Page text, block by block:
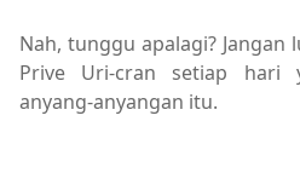
Nah, tunggu apalagi? Jangan
Prive Uri-cran setiap hari
anyang-anyangan itu.